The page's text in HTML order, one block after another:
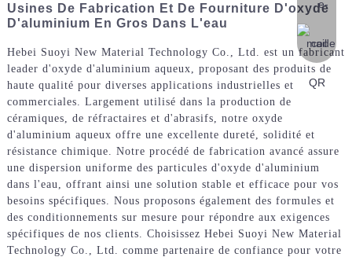
Usines De Fabrication Et De Fourniture D'oxyde
D'aluminium En Gros Dans L'eau
Hebei Suoyi New Material Technology Co., Ltd. est un fabricant
leader d'oxyde d'aluminium aqueux, proposant des produits de
haute qualité pour diverses applications industrielles et
commerciales. Largement utilisé dans la production de
céramiques, de réfractaires et d'abrasifs, notre oxyde
d'aluminium aqueux offre une excellente dureté, solidité et
résistance chimique. Notre procédé de fabrication avancé assure
une dispersion uniforme des particules d'oxyde d'aluminium
dans l'eau, offrant ainsi une solution stable et efficace pour vos
besoins spécifiques. Nous proposons également des formules et
des conditionnements sur mesure pour répondre aux exigences
spécifiques de nos clients. Choisissez Hebei Suoyi New Material
Technology Co., Ltd. comme partenaire de confiance pour votre